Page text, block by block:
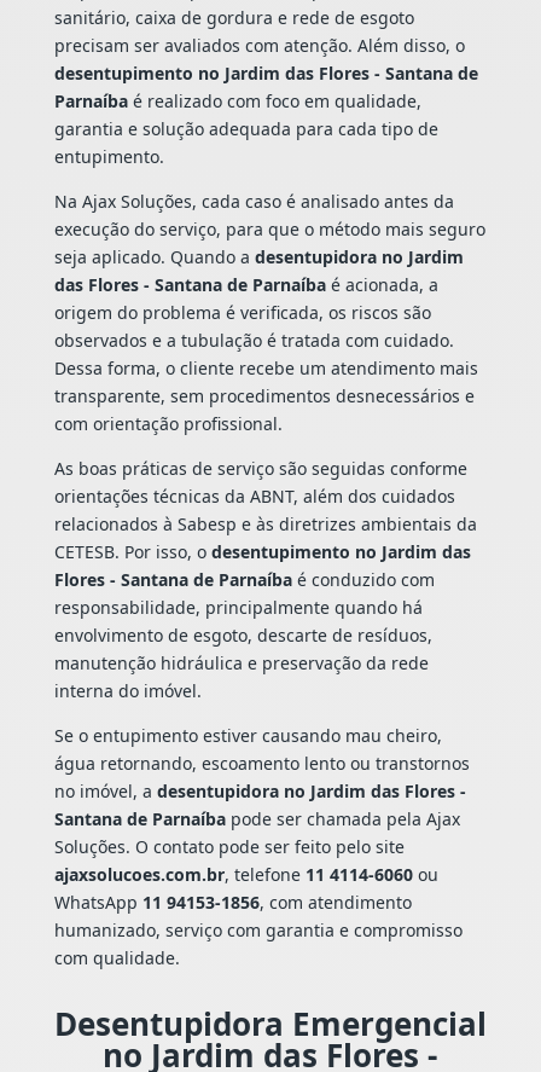
sanitário, caixa de gordura e rede de esgoto
precisam ser avaliados com atenção. Além disso, o
desentupimento no Jardim das Flores - Santana de
Parnaíbaé realizado com foco em qualidade,
garantia e solução adequada para cada tipo de
entupimento.
Na Ajax Soluções, cada caso é analisado antes da
execução do serviço, para que o método mais seguro
seja aplicado. Quando a desentupidora no Jardim
das Flores - Santana de Parnaíbaé acionada, a
origem do problema é verificada, os riscos são
observados e a tubulação é tratada com cuidado.
Dessa forma, o cliente recebe um atendimento mais
transparente, sem procedimentos desnecessários e
com orientação profissional.
As boas práticas de serviço são seguidas conforme
orientações técnicas da ABNT, além dos cuidados
relacionados à Sabesp e às diretrizes ambientais da
CETESB. Por isso, o desentupimento no Jardim das
Flores - Santana de Parnaíbaé conduzido com
responsabilidade, principalmente quando há
envolvimento de esgoto, descarte de resíduos,
manutenção hidráulica e preservação da rede
interna do imóvel.
Se o entupimento estiver causando mau cheiro,
água retornando, escoamento lento ou transtornos
no imóvel, a desentupidora no Jardim das Flores -
Santana de Parnaíbapode ser chamada pela Ajax
Soluções. O contato pode ser feito pelo site
ajaxsolucoes.com.br, telefone 11 4114-6060ou
WhatsApp 11 94153-1856, com atendimento
humanizado, serviço com garantia e compromisso
com qualidade.
Desentupidora Emergencial
no Jardim das Flores -